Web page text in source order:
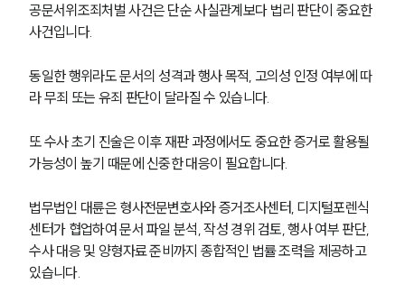
공문서위조죄처벌 사건은 단순 사실관계보다 법리 판단이 중요한
사건입니다.
동일한 행위라도 문서의 성격과 행사 목적, 고의성 인정 여부에 따
라 무죄 또는 유죄 판단이 달라질 수 있습니다.
또 수사 초기 진술은 이후 재판 과정에서도 중요한 증거로 활용될
가능성이 높기 때문에 신중한 대응이 필요합니다.
법무법인 대륜은 형사전문변호사와 증거조사센터, 디지털포렌식
센터가 협업하여 문서 파일 분석, 작성 경위 검토, 행사 여부 판단,
수사 대응 및 양형자료 준비까지 종합적인 법률 조력을 제공하고
있습니다.